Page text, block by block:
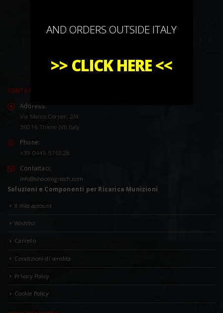
CONTATTACI
Address:
Via Marco Corner, 2/4
36016 Thiene (VI) Italy
Phone:
+39 0445 576528
Contattaci:
info@shooting-tech.com
Soluzioni e Componenti per Ricarica Munizioni
Il mio account
Wishlist
Carrello
Condizioni di vendita
Privacy Policy
Cookie Policy
AND ORDERS OUTSIDE ITALY
>> CLICK HERE<<